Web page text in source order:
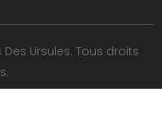
Ursules. Tous droits